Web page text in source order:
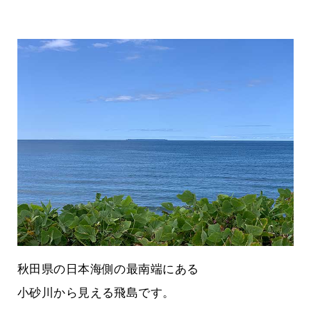
秋田県の日本海側の最南端にある
小砂川から見える飛島です。